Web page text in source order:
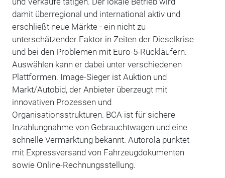
damit überregional und international aktiv und
erschließt neue Märkte - ein nicht zu
unterschätzender Faktor in Zeiten der Dieselkrise
und bei den Problemen mit Euro-5-Rückläufern.
Auswählen kann er dabei unter verschiedenen
Plattformen. Image-Sieger ist Auktion und
Markt/Autobid, der Anbieter überzeugt mit
innovativen Prozessen und
Organisationsstrukturen. BCA ist für sichere
Inzahlungnahme von Gebrauchtwagen und eine
schnelle Vermarktung bekannt. Autorola punktet
mit Expressversand von Fahrzeugdokumenten
sowie Online-Rechnungsstellung.